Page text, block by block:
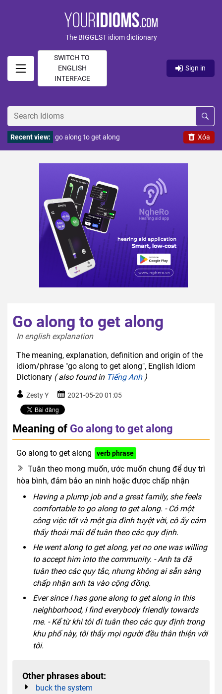
The BIGGEST idiom dictionary
SWITCH TO
ENGLISH
INTERFACE
Sign in
Xóa
Recent view: go along to get along
Go along to get along
In english explanation
The meaning, explanation, definition and origin of the
idiom/phrase "go along to get along", English Idiom
Dictionary ( also found in Tiếng Anh)
Zesty Y 2021-05-20 01:05
Meaning of Go along to get along
Go along to get along verb phrase
Tuân theo mong muốn, ước muốn chung để duy trì
hòa bình, đảm bảo an ninh hoặc được chấp nhận
Having a plump job and a great family, she feels
comfortable to go along to get along. - Có một
công việc tốt và một gia đình tuyệt vời, cô ấy cảm
thấy thoải mái để tuân theo các quy định.
He went along to get along, yet no one was willing
to accept him into the community. - Anh ta đã
tuân theo các quy tắc, nhưng không ai sẵn sàng
chấp nhận anh ta vào cộng đồng.
Ever since I has gone along to get along in this
neighborhood, I find everybody friendly towards
me. - Kể từ khi tôi đi tuân theo các quy định trong
khu phố này, tôi thấy mọi người đều thân thiện với
tôi.
Other phrases about:
buck the system